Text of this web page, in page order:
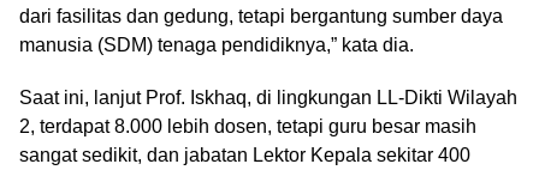
dari fasilitas dan gedung, tetapi bergantung sumber daya
manusia (SDM) tenaga pendidiknya,” kata dia.
Saat ini, lanjut Prof. Iskhaq, di lingkungan LL-Dikti Wilayah
2, terdapat 8.000 lebih dosen, tetapi guru besar masih
sangat sedikit, dan jabatan Lektor Kepala sekitar 400